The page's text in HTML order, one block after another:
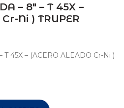
– 8″ – T 45X –
Ni ) TRUPER
T 45X – (ACERO ALEADO Cr-Ni )
T 45X – (ACERO ALEADO Cr-Ni )